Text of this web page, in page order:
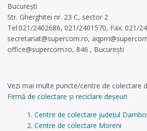
București
Str. Gherghitei nr. 23 C, sector 2
Tel:021/2402686, 021/2401570, Fax: 021/
secretariat@supercom.ro,
office@supercom.ro, 846 , București
Vezi mai multe puncte/centre de colectare
Firmă de colectare și reciclare deșeuri
Centre de colectare județul
Centre de colectare Moreni